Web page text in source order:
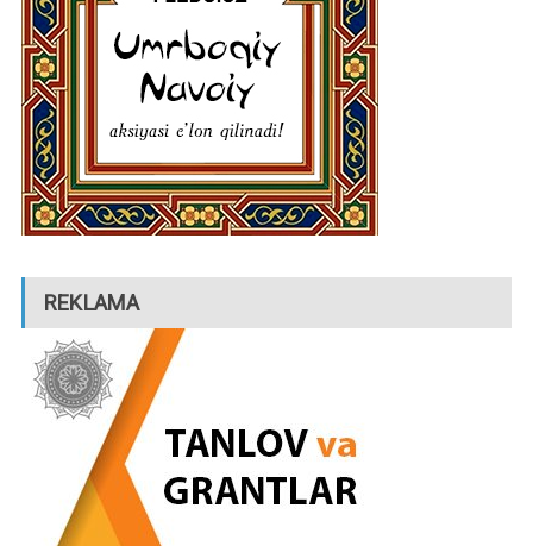
REKLAMA